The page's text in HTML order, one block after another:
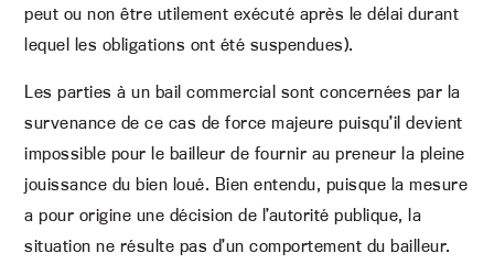
peut ou non être utilement exécuté après le délai durant
lequel les obligations ont été suspendues).
Les parties à un bail commercial sont concernées par la
survenance de ce cas de force majeure puisqu’il devient
impossible pour le bailleur de fournir au preneur la pleine
jouissance du bien loué. Bien entendu, puisque la mesure
a pour origine une décision de l’autorité publique, la
situation ne résulte pas d’un comportement du bailleur.